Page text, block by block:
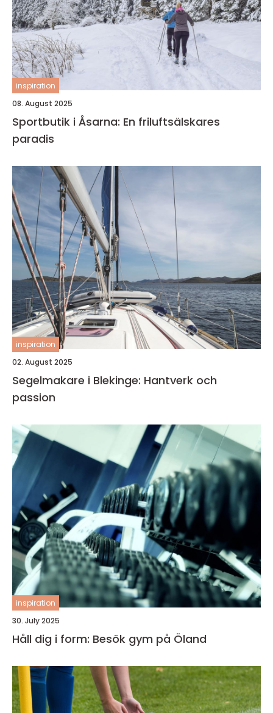
inspiration
08. August 2025
Sportbutik i Åsarna: En friluftsälskares
paradis
inspiration
02. August 2025
Segelmakare i Blekinge: Hantverk och
passion
inspiration
30. July 2025
Håll dig i form: Besök gym på Öland